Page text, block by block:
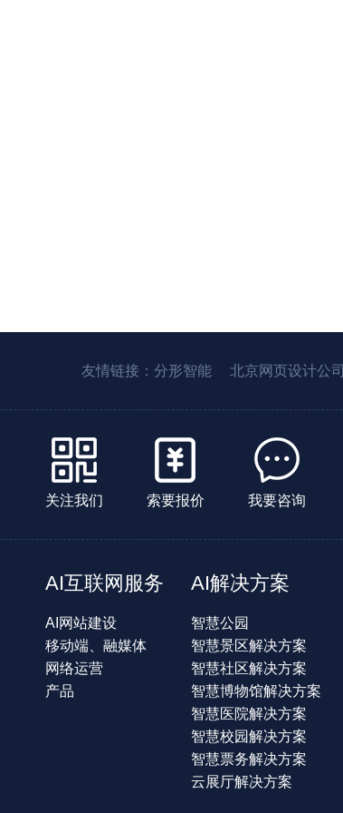
友情链接： 分形智能 北京网页设计公司
关注我们 索要报价 我要咨询
AI互联网服务
AI网站建设
移动端、融媒体
网络运营
产品
AI解决方案
智慧公园
智慧景区解决方案
智慧社区解决方案
智慧博物馆解决方案
智慧医院解决方案
智慧校园解决方案
智慧票务解决方案
云展厅解决方案